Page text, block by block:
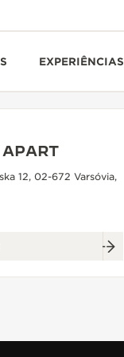
EXPERIÊNCIAS
12, 02-672 Varsóvia,